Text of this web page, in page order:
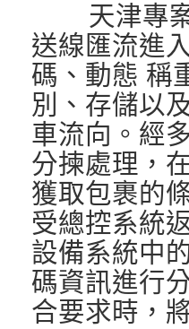
天津專
送線匯流進
碼、動態 稱
別、存儲以
車流向。經
分揀處理，
獲取包裹的
受總控系統
設備系統中
碼資訊進行
合要求時，